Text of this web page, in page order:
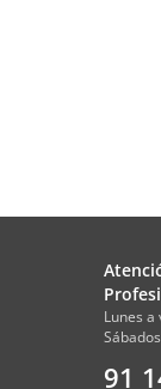
Lunes a
91